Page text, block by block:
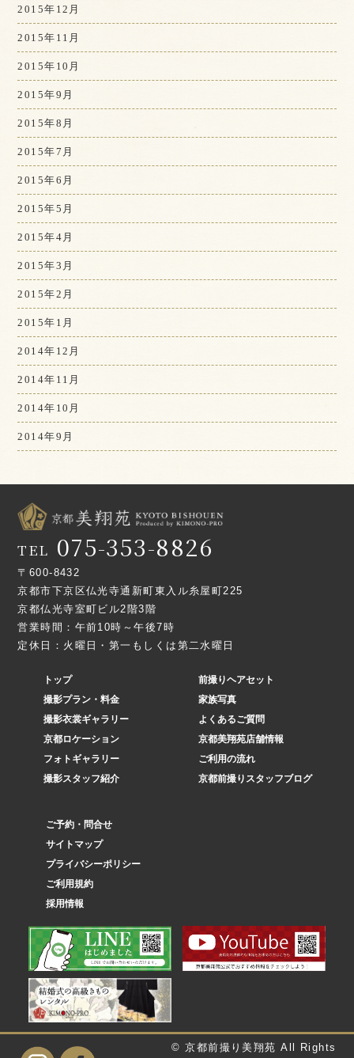
2015年12月
2015年11月
2015年10月
2015年9月
2015年8月
2015年7月
2015年6月
2015年5月
2015年4月
2015年3月
2015年2月
2015年1月
2014年12月
2014年11月
2014年10月
2014年9月
TEL 075-353-8826
〒600-8432
京都市下京区仏光寺通新町東入ル糸屋町225
京都仏光寺室町ビル2階3階
営業時間：午前10時～午後7時
定休日：火曜日・第一もしくは第二水曜日
トップ
撮影プラン・料金
撮影衣裳ギャラリー
京都ロケーション
フォトギャラリー
撮影スタッフ紹介
前撮りヘアセット
家族写真
よくあるご質問
京都美翔苑店舗情報
ご利用の流れ
京都前撮りスタッフブログ
ご予約・問合せ
サイトマップ
プライバシーポリシー
ご利用規約
採用情報
© 京都前撮り美翔苑 All Rights